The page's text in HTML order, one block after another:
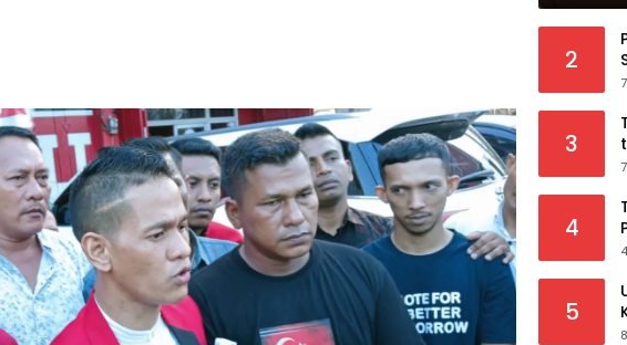
2
3
4
5